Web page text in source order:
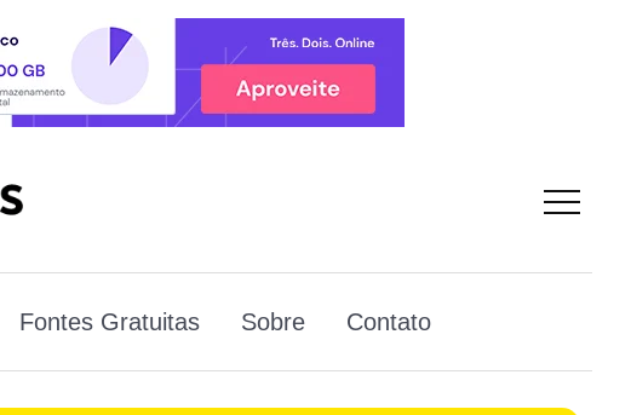
Fontes Gratuitas Sobre Contato